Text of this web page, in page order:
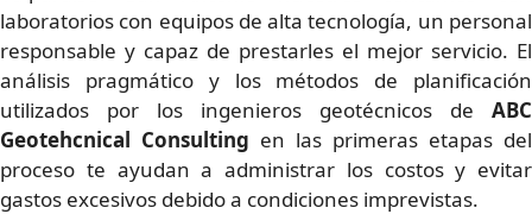
laboratorios con equipos de alta tecnología, un personal
responsable y capaz de prestarles el mejor servicio. El
análisis pragmático y los métodos de planificación
utilizados por los ingenieros geotécnicos de ABC
Geotehcnical Consulting en las primeras etapas del
proceso te ayudan a administrar los costos y evitar
gastos excesivos debido a condiciones imprevistas.